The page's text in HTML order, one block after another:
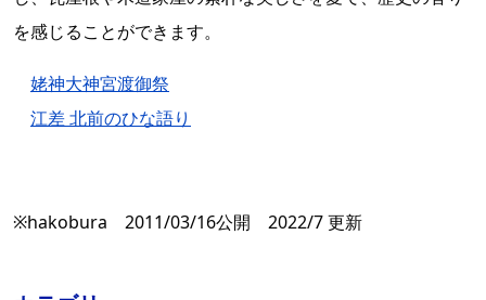
を感じることができます。
姥神大神宮渡御祭
江差 北前のひな語り
※hakobura 2011/03/16公開 2022/7 更新